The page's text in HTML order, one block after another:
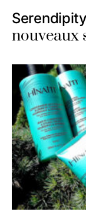
nouveaux